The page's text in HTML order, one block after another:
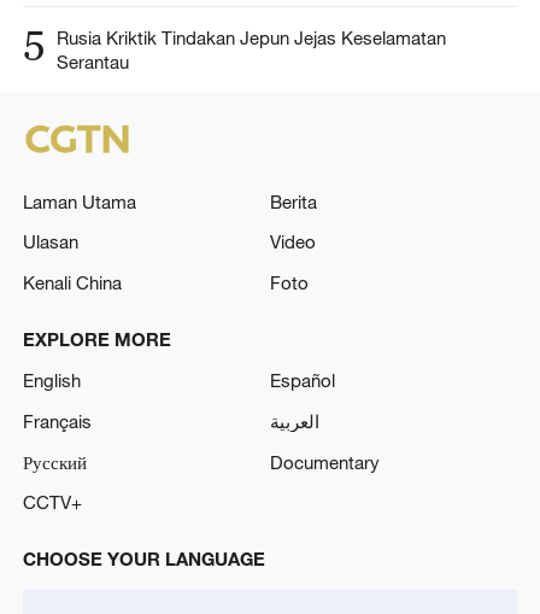
5
Rusia Kriktik Tindakan Jepun Jejas Keselamatan
Serantau
Laman Utama
Berita
Ulasan
Video
Kenali China
Foto
EXPLORE MORE
English
Español
Français
العربية
Русский
Documentary
CCTV+
CHOOSE YOUR LANGUAGE